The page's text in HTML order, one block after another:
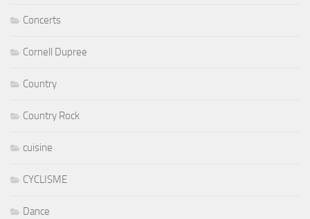
Concerts
Cornell Dupree
Country
Country Rock
cuisine
CYCLISME
Dance